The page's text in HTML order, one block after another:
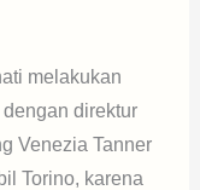
melakukan
direktur
Venezia Tanner
Torino, karena